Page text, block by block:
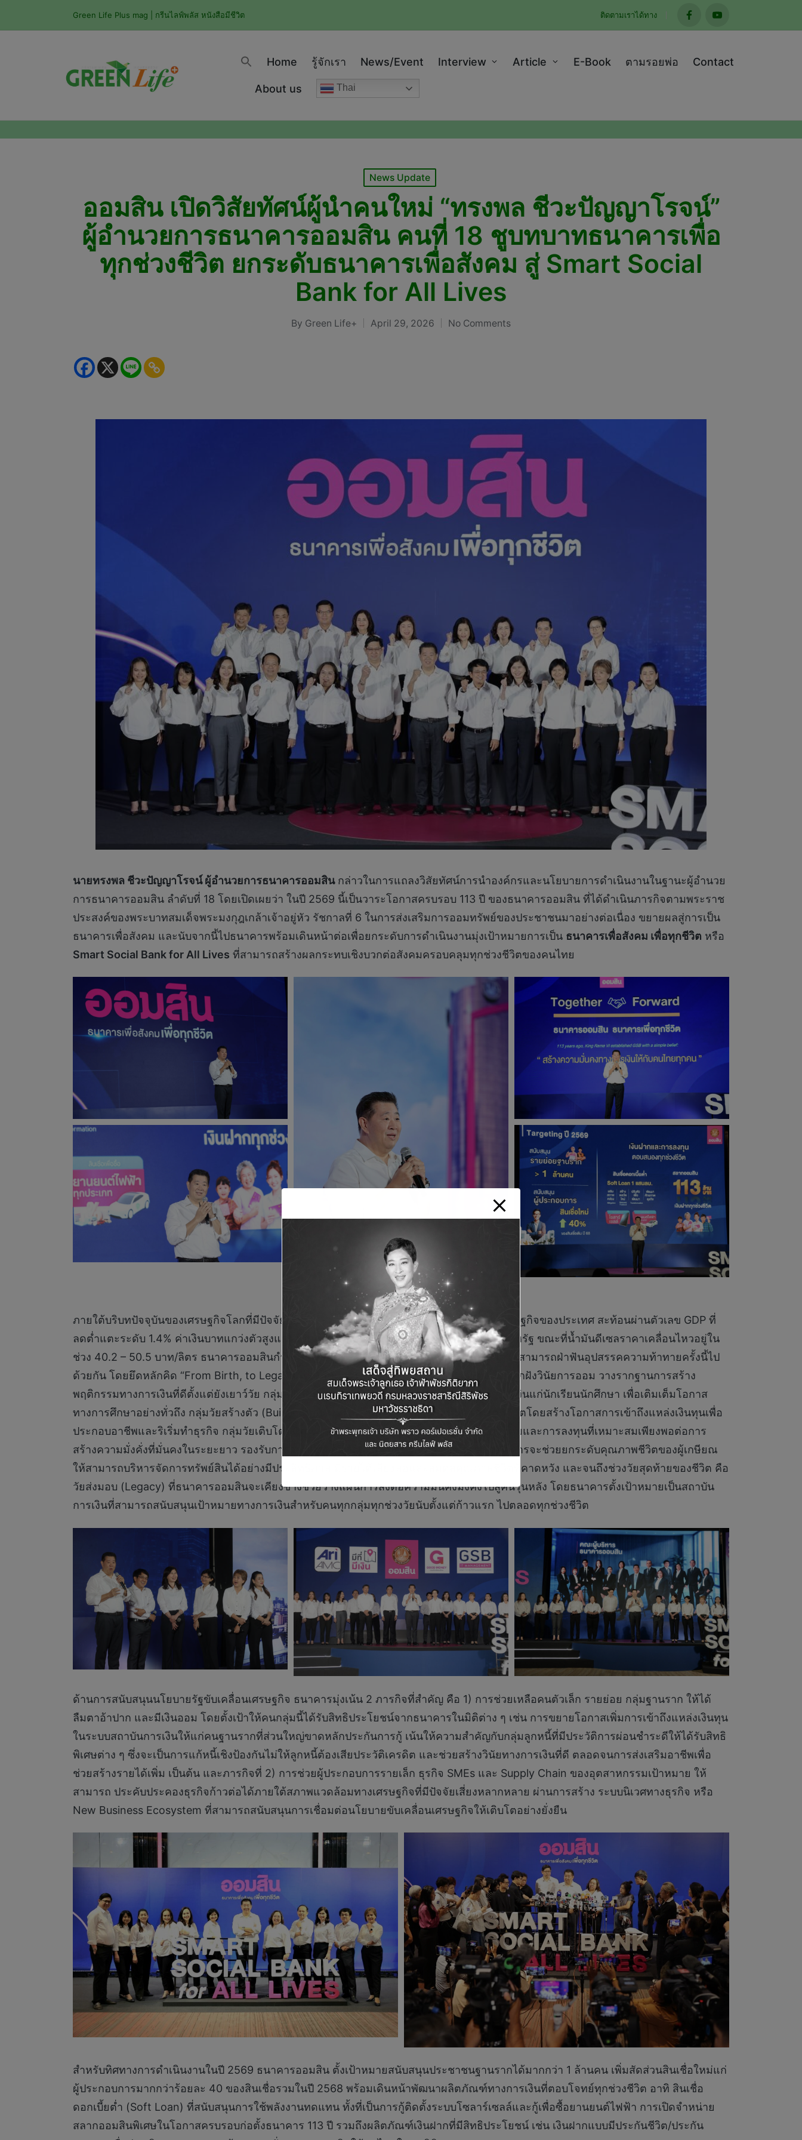
Green Life Plus mag | กรีนไลฟ์พลัส หนังสือมีชีวิต ติดตามเราได้ทาง
facebookyoutube
Home รู้จักเรา News/Event Interview Article E-Book ตามรอยพ่อ Contact
About us Thai
Posted
News Update
ออมสิน เปิดวิสัยทัศน์ผู้นำคนใหม่ “ทรงพล ชีวะปัญญาโรจน์”
ผู้อำนวยการธนาคารออมสิน คนที่ 18 ชูบทบาทธนาคารเพื่อ
ทุกช่วงชีวิต ยกระดับธนาคารเพื่อสังคม สู่ Smart Social
Bank for All Lives
Posted
By Green Life+ April 29, 2026 No Comments
นายทรงพล ชีวะปัญญาโรจน์ ผู้อำนวยการธนาคารออมสินกล่าวในการแถลงวิสัยทัศน์การนำองค์กรและนโยบายการดำเนินงานในฐานะผู้อำนวย
การธนาคารออมสิน ลำดับที่ 18 โดยเปิดเผยว่า ในปี 2569 นี้เป็นวาระโอกาสครบรอบ 113 ปี ของธนาคารออมสิน ที่ได้ดำเนินภารกิจตามพระราช
ประสงค์ของพระบาทสมเด็จพระมงกุฎเกล้าเจ้าอยู่หัว รัชกาลที่ 6 ในการส่งเสริมการออมทรัพย์ของประชาชนมาอย่างต่อเนื่อง ขยายผลสู่การเป็น
ธนาคารเพื่อสังคม และนับจากนี้ไปธนาคารพร้อมเดินหน้าต่อเพื่อยกระดับการดำเนินงานมุ่งเป้าหมายการเป็น ธนาคารเพื่อสังคม เพื่อทุกชีวิต หรือ
Smart Social Bank for All Lives ที่สามารถสร้างผลกระทบเชิงบวกต่อสังคมครอบคลุมทุกช่วงชีวิตของคนไทย
ภายใต้บริบทปัจจุบันของเศรษฐกิจโลกที่มีปัจจัยเสี่ยงและความท้าทายส่งผลกระทบต่อภาพรวมเศรษฐกิจของประเทศ สะท้อนผ่านตัวเลข GDP ที่
ลดต่ำแตะระดับ 1.4% ค่าเงินบาทแกว่งตัวสูงและอ่อนค่าลงอยู่ที่ประมาณ 31-33 บาทต่อดอลลาร์สหรัฐ ขณะที่น้ำมันดีเซลราคาเคลื่อนไหวอยู่ใน
ช่วง 40.2 – 50.5 บาท/ลิตร ธนาคารออมสินกำหนดบทบาทชัดเจนพร้อมดูแลคนไทยทุกช่วงชีวิตให้สามารถฝ่าฟันอุปสรรคความท้าทายครั้งนี้ไป
ด้วยกัน โดยยึดหลักคิด “From Birth, to Legacy” เริ่มต้นที่กลุ่มวัยเด็กเล็ก (First Steps) ตั้งเป้าปลูกฝังวินัยการออม วางรากฐานการสร้าง
พฤติกรรมทางการเงินที่ดีตั้งแต่ยังเยาว์วัย กลุ่มวัยเรียน (Education) โดยให้การสนับสนุนทางการเงินแก่นักเรียนนักศึกษา เพื่อเติมเต็มโอกาส
ทางการศึกษาอย่างทั่วถึง กลุ่มวัยสร้างตัว (Building) ธนาคารพร้อมเคียงข้างสนับสนุนการตั้งต้นชีวิตโดยสร้างโอกาสการเข้าถึงแหล่งเงินทุนเพื่อ
ประกอบอาชีพและริเริ่มทำธุรกิจ กลุ่มวัยเติบโต (Growing) คือการส่งเสริมให้คนกลุ่มวัยนี้มีการออมและการลงทุนที่เหมาะสมเพียงพอต่อการ
สร้างความมั่งคั่งที่มั่นคงในระยะยาว รองรับการวางแผนเกษียณ กลุ่มวัยเก็บเกี่ยว (Harvest) ธนาคารจะช่วยยกระดับคุณภาพชีวิตของผู้เกษียณ
ให้สามารถบริหารจัดการทรัพย์สินได้อย่างมีประสิทธิภาพ มีรายได้เพียงพอและสมดุลคุณภาพชีวิตที่คาดหวัง และจนถึงช่วงวัยสุดท้ายของชีวิต คือ
วัยส่งมอบ (Legacy) ที่ธนาคารออมสินจะเคียงข้างช่วยวางแผนการส่งต่อความมั่นคงมั่งคั่งไปสู่คนรุ่นหลัง โดยธนาคารตั้งเป้าหมายเป็นสถาบัน
การเงินที่สามารถสนับสนุนเป้าหมายทางการเงินสำหรับคนทุกกลุ่มทุกช่วงวัยนับตั้งแต่ก้าวแรก ไปตลอดทุกช่วงชีวิต
ด้านการสนับสนุนนโยบายรัฐขับเคลื่อนเศรษฐกิจ ธนาคารมุ่งเน้น 2 ภารกิจที่สำคัญ คือ 1) การช่วยเหลือคนตัวเล็ก รายย่อย กลุ่มฐานราก ให้ได้
ลืมตาอ้าปาก และมีเงินออม โดยตั้งเป้าให้คนกลุ่มนี้ได้รับสิทธิประโยชน์จากธนาคารในมิติต่าง ๆ เช่น การขยายโอกาสเพิ่มการเข้าถึงแหล่งเงินทุน
ในระบบสถาบันการเงินให้แก่คนฐานรากที่ส่วนใหญ่ขาดหลักประกันการกู้ เน้นให้ความสำคัญกับกลุ่มลูกหนี้ที่มีประวัติการผ่อนชำระดีให้ได้รับสิทธิ
พิเศษต่าง ๆ ซึ่งจะเป็นการแก้หนี้เชิงป้องกันไม่ให้ลูกหนี้ต้องเสียประวัติเครดิต และช่วยสร้างวินัยทางการเงินที่ดี ตลอดจนการส่งเสริมอาชีพเพื่อ
ช่วยสร้างรายได้เพิ่ม เป็นต้น และภารกิจที่ 2) การช่วยผู้ประกอบการรายเล็ก ธุรกิจ SMEs และ Supply Chain ของอุตสาหกรรมเป้าหมาย ให้
สามารถ ประคับประคองธุรกิจก้าวต่อได้ภายใต้สภาพแวดล้อมทางเศรษฐกิจที่มีปัจจัยเสี่ยงหลากหลาย ผ่านการสร้าง ระบบนิเวศทางธุรกิจ หรือ
New Business Ecosystem ที่สามารถสนับสนุนการเชื่อมต่อนโยบายขับเคลื่อนเศรษฐกิจให้เติบโตอย่างยั่งยืน
สำหรับทิศทางการดำเนินงานในปี 2569 ธนาคารออมสิน ตั้งเป้าหมายสนับสนุนประชาชนฐานรากได้มากกว่า 1 ล้านคน เพิ่มสัดส่วนสินเชื่อใหม่แก่
ผู้ประกอบการมากกว่าร้อยละ 40 ของสินเชื่อรวมในปี 2568 พร้อมเดินหน้าพัฒนาผลิตภัณฑ์ทางการเงินที่ตอบโจทย์ทุกช่วงชีวิต อาทิ สินเชื่อ
ดอกเบี้ยต่ำ (Soft Loan) ที่สนับสนุนการใช้พลังงานทดแทน ทั้งที่เป็นการกู้ติดตั้งระบบโซลาร์เซลล์และกู้เพื่อซื้อยานยนต์ไฟฟ้า การเปิดจำหน่าย
สลากออมสินพิเศษในโอกาสครบรอบก่อตั้งธนาคาร 113 ปี รวมถึงผลิตภัณฑ์เงินฝากที่มีสิทธิประโยชน์ เช่น เงินฝากแบบมีประกันชีวิต/ประกัน